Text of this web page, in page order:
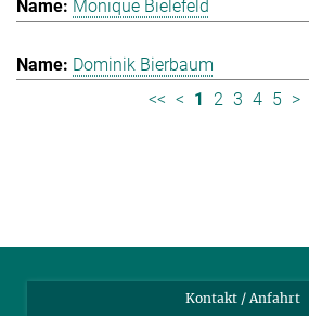
Monique Bielefeld
Dominik Bierbaum
<< < 1 2 3 4 5 >
Kontakt / Anfahrt